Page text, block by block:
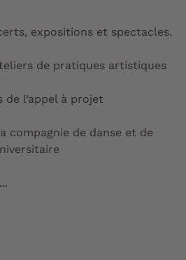
expositions et spectacles.
de pratiques artistiques
de l’appel à projet
compagnie de danse et de